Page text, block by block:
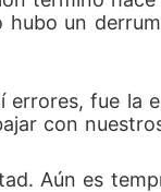
un
fue la
con
Aún es